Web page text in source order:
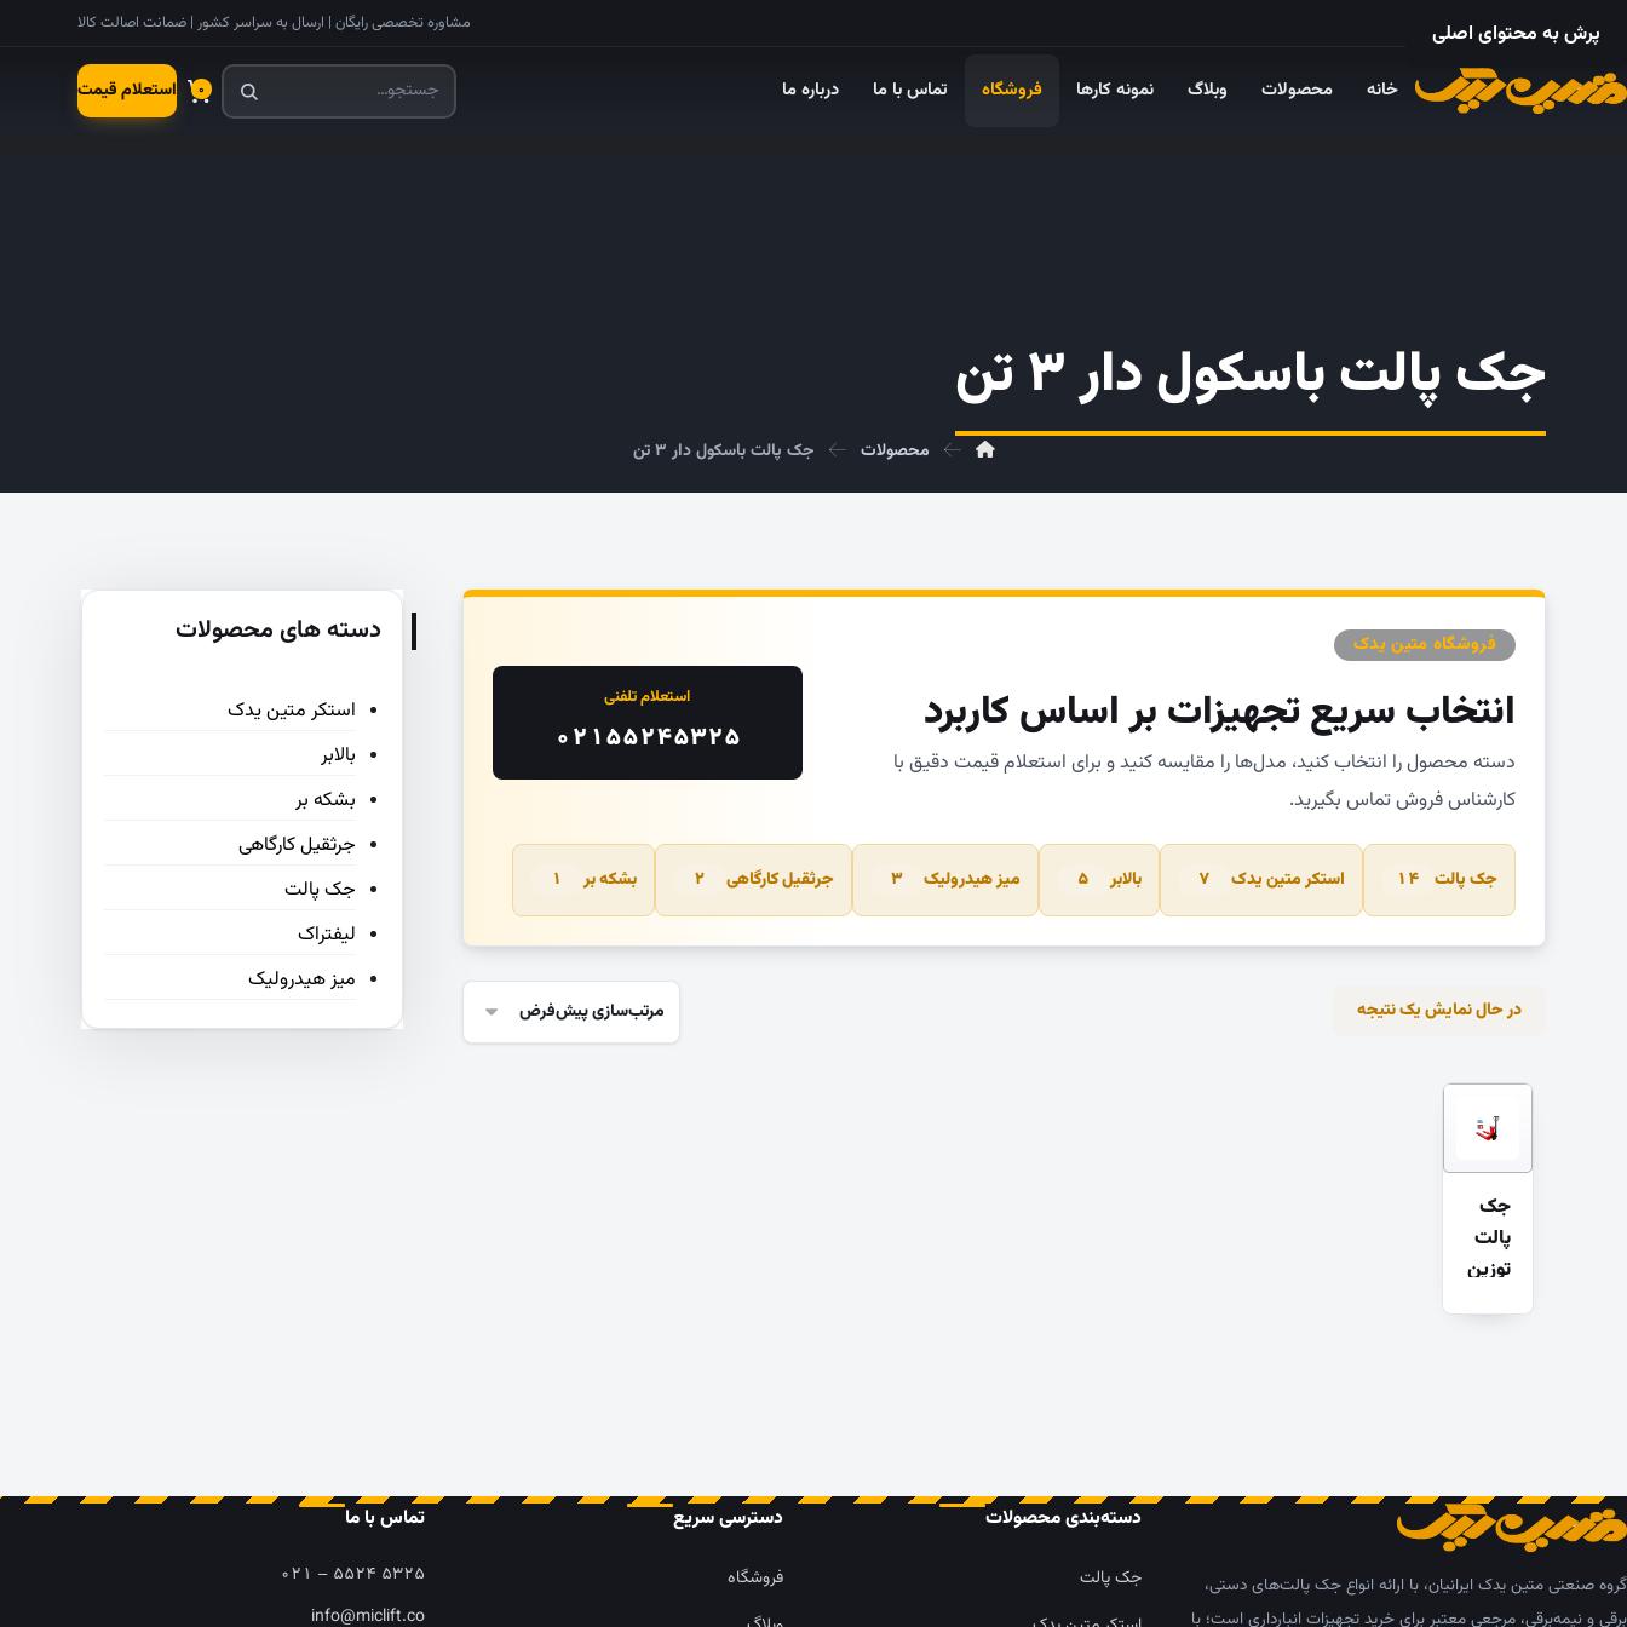
۰۲۱ – ۵۵۲۴ ۵۳۲۵ مشاوره تخصصی رایگان | ارسال به سراسر کشور | ضمانت اصالت کالا
خانه محصولات وبلاگ نمونه کارها فروشگاه تماس با ما درباره ما ۰ استعلام قیمت
پرش به محتوای اصلی
جک پالت باسکول دار ۳ تن
محصولات جک پالت باسکول دار ۳ تن
فروشگاه متین یدک
انتخاب سریع تجهیزات بر اساس کاربرد
دسته محصول را انتخاب کنید، مدل‌ها را مقایسه کنید و برای استعلام قیمت دقیق با
کارشناس فروش تماس بگیرید.
استعلام تلفنی
۰۲۱۵۵۲۴۵۳۲۵
جک پالت ۱۴ استکر متین یدک ۷ بالابر ۵ میز هیدرولیک ۳ جرثقیل کارگاهی ۲ بشکه بر ۱
در حال نمایش یک نتیجه
جک
پالت
توزین
دسته های محصولات
استکر متین یدک
بالابر
بشکه بر
جرثقیل کارگاهی
جک پالت
لیفتراک
میز هیدرولیک
گروه صنعتی متین یدک ایرانیان، با ارائه انواع جک پالت‌های دستی،
برقی و نیمه‌برقی، مرجعی معتبر برای خرید تجهیزات انبارداری است؛ با
دسته‌بندی محصولات
جک پالت
دسترسی سریع
فروشگاه
تماس با ما
۰۲۱ – ۵۵۲۴ ۵۳۲۵
info@miclift.co